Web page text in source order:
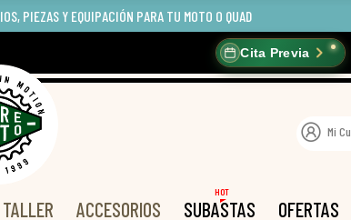
PIEZAS Y EQUIPACIÓN PARA TU MOTO O QUAD
Cita Previa
Mi
TALLER ACCESORIOS SUBASTAS
HOT
OFERTAS